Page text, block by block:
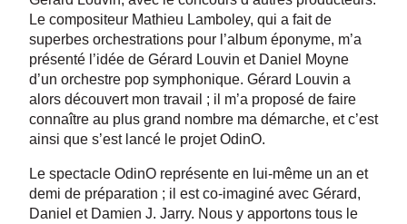
Le compositeur Mathieu Lamboley, qui a fait de
superbes orchestrations pour l’album éponyme, m’a
présenté l’idée de Gérard Louvin et Daniel Moyne
d’un orchestre pop symphonique. Gérard Louvin a
alors découvert mon travail ; il m’a proposé de faire
connaître au plus grand nombre ma démarche, et c’est
ainsi que s’est lancé le projet OdinO.
Le spectacle OdinO représente en lui-même un an et
demi de préparation ; il est co-imaginé avec Gérard,
Daniel et Damien J. Jarry. Nous y apportons tous le